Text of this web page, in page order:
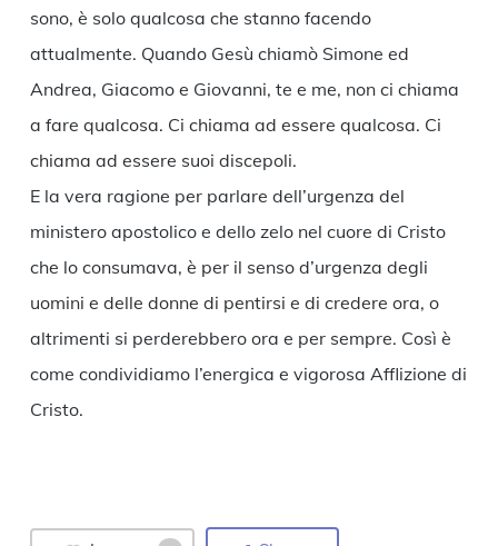
sono, è solo qualcosa che stanno facendo
attualmente. Quando Gesù chiamò Simone ed
Andrea, Giacomo e Giovanni, te e me, non ci chiama
a fare qualcosa. Ci chiama ad essere qualcosa. Ci
chiama ad essere suoi discepoli.
E la vera ragione per parlare dell’urgenza del
ministero apostolico e dello zelo nel cuore di Cristo
che lo consumava, è per il senso d’urgenza degli
uomini e delle donne di pentirsi e di credere ora, o
altrimenti si perderebbero ora e per sempre. Così è
come condividiamo l’energica e vigorosa Afflizione di
Cristo.